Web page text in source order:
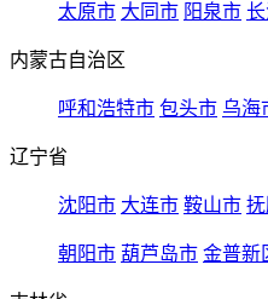
太原市 大同市 阳泉市
内蒙古自治区
呼和浩特市 包头市 乌海
辽宁省
沈阳市 大连市 鞍山市
朝阳市 葫芦岛市 金普新